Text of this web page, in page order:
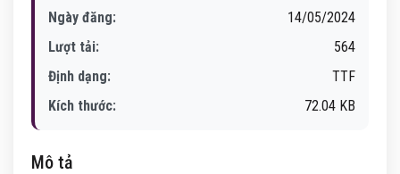
Ngày đăng:
14/05/2024
Lượt tải:
564
Định dạng:
TTF
Kích thước:
72.04 KB
Mô tả